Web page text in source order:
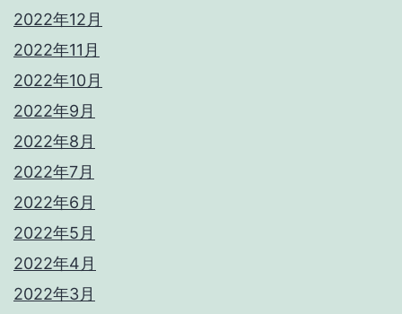
2022年12月
2022年11月
2022年10月
2022年9月
2022年8月
2022年7月
2022年6月
2022年5月
2022年4月
2022年3月